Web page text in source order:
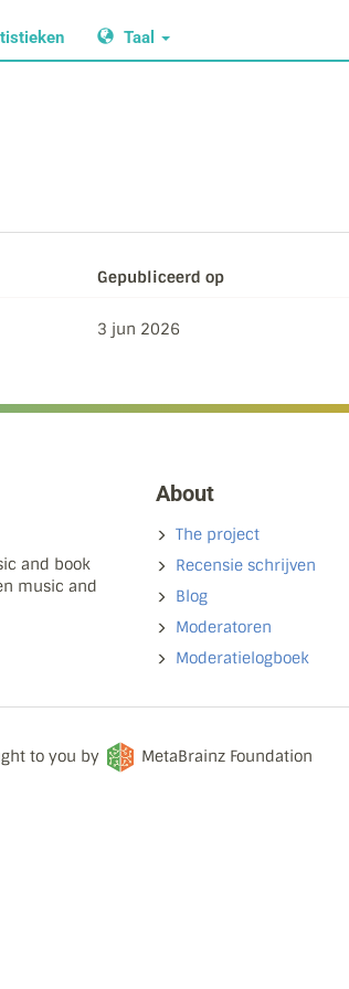
Taal
Gepubliceerd op
3 jun 2026
and book
music and
About
The project
Recensie schrijven
Blog
Moderatoren
Moderatielogboek
to you by MetaBrainz Foundation